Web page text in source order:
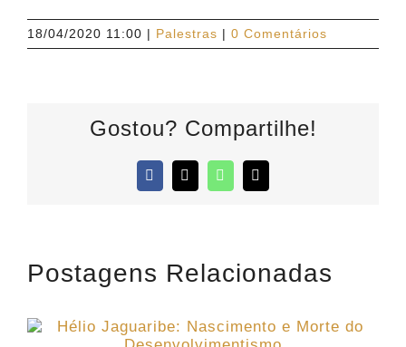
18/04/2020 11:00 | Palestras | 0 Comentários
Gostou? Compartilhe!
Facebook
X WhatsApp
E-
mail
Postagens Relacionadas